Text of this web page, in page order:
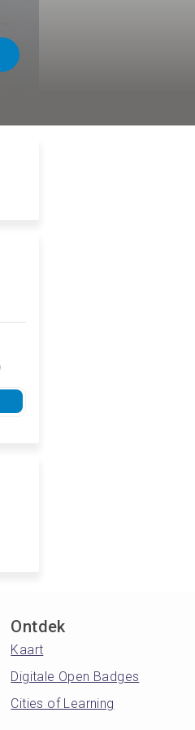
Ontdek
Kaart
Digitale Open Badges
Cities of Learning